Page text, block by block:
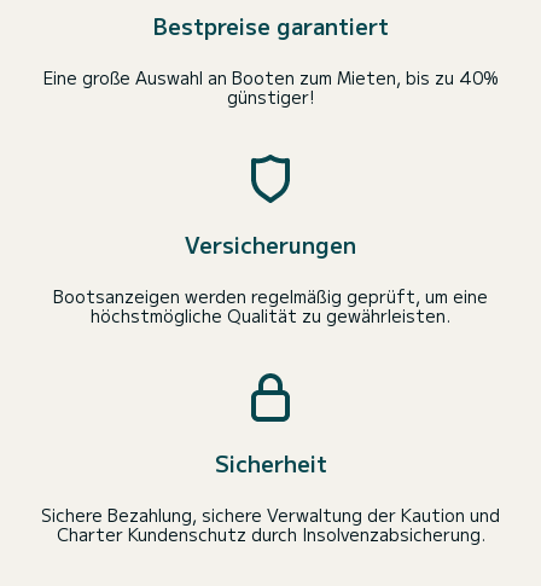
Bestpreise garantiert
Eine große Auswahl an Booten zum Mieten, bis zu 40%
günstiger!
Versicherungen
Bootsanzeigen werden regelmäßig geprüft, um eine
höchstmögliche Qualität zu gewährleisten.
Sicherheit
Sichere Bezahlung, sichere Verwaltung der Kaution und
Charter Kundenschutz durch Insolvenzabsicherung.